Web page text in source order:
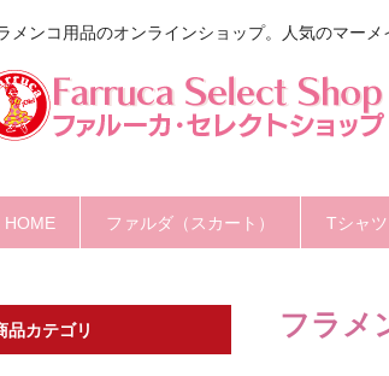
メンコ用品のオンラインショップ。人気のマーメ
HOME ファルダ（スカート） Tシャツ
フラメ
品カテゴリ